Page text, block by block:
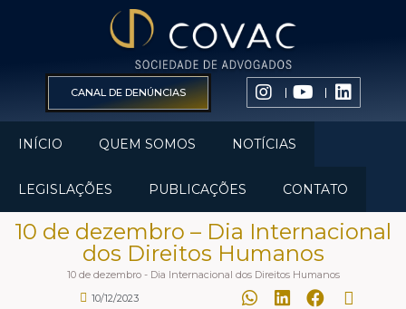
CANAL DE DENÚNCIAS
INÍCIO QUEM SOMOS NOTÍCIAS
LEGISLAÇÕES PUBLICAÇÕES CONTATO
10 de dezembro – Dia Internacional
dos Direitos Humanos
10 de dezembro - Dia Internacional dos Direitos Humanos
10/12/2023